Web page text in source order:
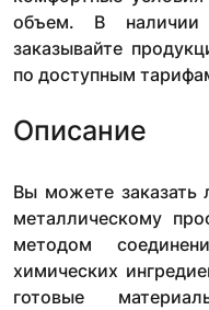
объем. В
заказывайте
по доступным
Описание
Вы можете заказать
металлическому
методом
химических
готовые